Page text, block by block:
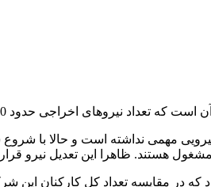
اخراجی حدود 10,000 نفر خواهد بود.
خود را تعدیل کرد که در مقایسه تعداد کل